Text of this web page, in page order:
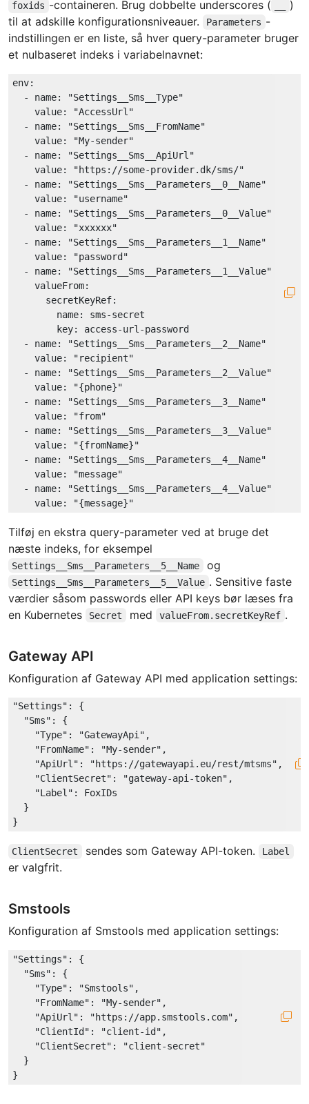
foxids -containeren. Brug dobbelte underscores (
)
til at adskille konfigurationsniveauer.
Parameters -
indstillingen er en liste, så hver query-parameter bruger
et nulbaseret indeks i variabelnavnet:
env:
-
name:
"Settings__Sms__Type"
value:
"AccessUrl"
-
name:
"Settings__Sms__FromName"
value:
"My-sender"
-
name:
"Settings__Sms__ApiUrl"
value:
"https://some-provider.dk/sms/"
-
name:
"Settings__Sms__Parameters__0__Name"
value:
"username"
-
name:
"Settings__Sms__Parameters__0__Value"
value:
"xxxxxx"
-
name:
"Settings__Sms__Parameters__1__Name"
value:
"password"
-
name:
"Settings__Sms__Parameters__1__Value"
valueFrom:
secretKeyRef:
name:
sms-secret
key:
access-url-password
-
name:
"Settings__Sms__Parameters__2__Name"
value:
"recipient"
-
name:
"Settings__Sms__Parameters__2__Value"
value:
"{phone}"
-
name:
"Settings__Sms__Parameters__3__Name"
value:
"from"
-
name:
"Settings__Sms__Parameters__3__Value"
value:
"{fromName}"
-
name:
"Settings__Sms__Parameters__4__Name"
value:
"message"
-
name:
"Settings__Sms__Parameters__4__Value"
value:
"{message}"
Tilføj en ekstra query-parameter ved at bruge det
næste indeks, for eksempel
Settings__Sms__Parameters__5__Name og
Settings__Sms__Parameters__5__Value . Sensitive faste
værdier såsom passwords eller API keys bør læses fra
en Kubernetes
Secret med valueFrom.secretKeyRef .
Gateway API
Konfiguration af Gateway API med application settings:
"Settings" : {
"Sms" : {
"Type" : "GatewayApi" ,
"FromName" : "My-sender" ,
"ApiUrl" : "https://gatewayapi.eu/rest/mtsms" ,
"ClientSecret" : "gateway-api-token" ,
"Label" : FoxIDs
  }
ClientSecret sendes som Gateway API-token. Label
er valgfrit.
Smstools
Konfiguration af Smstools med application settings:
"Settings" : {
"Sms" : {
"Type" : "Smstools" ,
"FromName" : "My-sender" ,
"ApiUrl" : "https://app.smstools.com" ,
"ClientId" : "client-id" ,
"ClientSecret" :
"client-secret"
  }